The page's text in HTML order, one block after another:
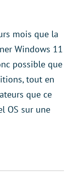
mois que la
Windows 11
possible que
tout en
que ce
OS sur une